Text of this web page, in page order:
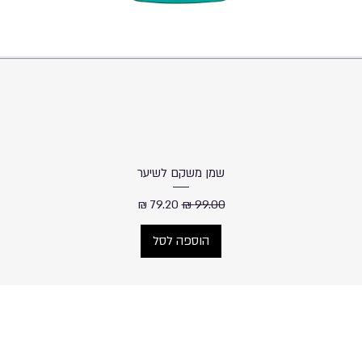
שמן משקם לשיער
מחיר רגיל‏99.00 ‏₪ מחיר מבצע
הוספה לסל